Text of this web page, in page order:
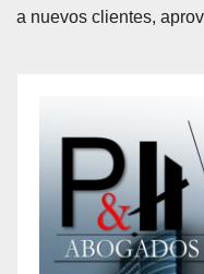
a nuevos clientes,